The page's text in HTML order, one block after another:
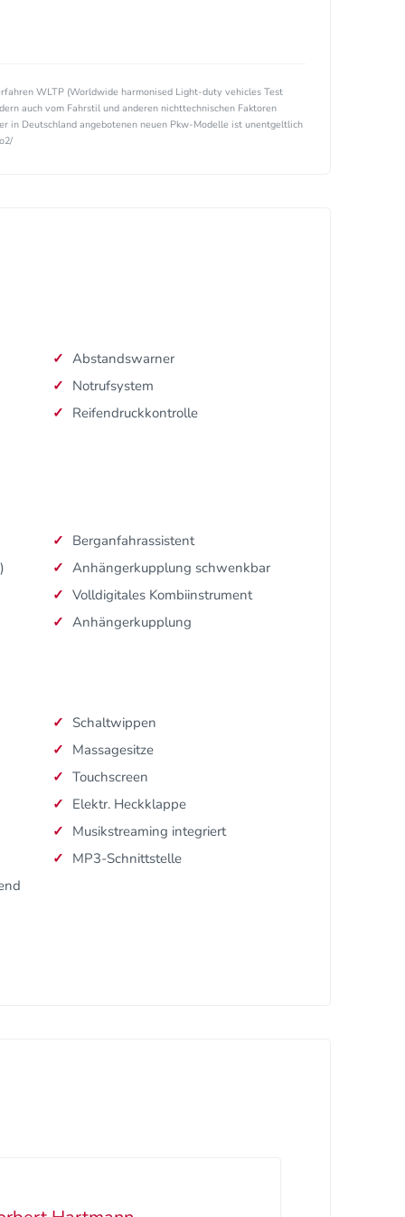
WLTP (Worldwide harmonised Light-duty vehicles Test
auch vom Fahrstil und anderen nichttechnischen Faktoren
in Deutschland angebotenen neuen Pkw-Modelle ist unentgeltlich
Abstandswarner
Notrufsystem
Reifendruckkontrolle
Berganfahrassistent
Anhängerkupplung schwenkbar
Volldigitales Kombiinstrument
Anhängerkupplung
Schaltwippen
Massagesitze
Touchscreen
Elektr. Heckklappe
Musikstreaming integriert
MP3-Schnittstelle